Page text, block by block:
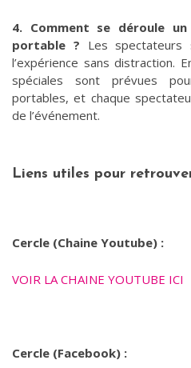
4. Comment se déroule
portable ? Les
l’expérience sans distraction.
spéciales sont prévues
portables, et chaque
de l’événement.
Liens utiles pour
Cercle (Chaine Youtube) :
VOIR LA CHAINE YOUTUBE ICI
Cercle (Facebook) :